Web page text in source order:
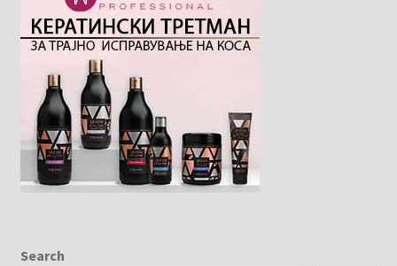
Search